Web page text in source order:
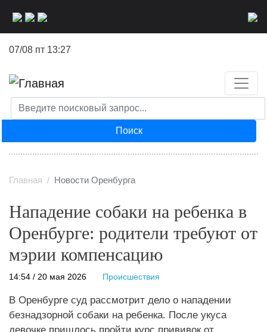
07/08 пт 13:27
Поиск
Главная Новости Оренбурга
Нападение собаки на ребенка в
Оренбурге: родители требуют от
мэрии компенсацию
14:54 / 20 мая 2026 Происшествия
В Оренбурге суд рассмотрит дело о нападении
безнадзорной собаки на ребенка. После укуса